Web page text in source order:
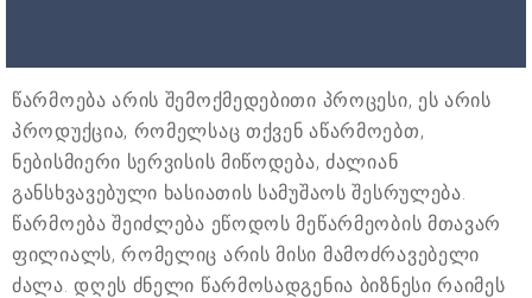
წარმოება არის შემოქმედებითი პროცესი, ეს არის
პროდუქცია, რომელსაც თქვენ აწარმოებთ,
ნებისმიერი სერვისის მიწოდება, ძალიან
განსხვავებული ხასიათის სამუშაოს შესრულება.
წარმოება შეიძლება ეწოდოს მეწარმეობის მთავარ
ფილიალს, რომელიც არის მისი მამოძრავებელი
ძალა. დღეს ძნელი წარმოსადგენია ბიზნესი რაიმეს